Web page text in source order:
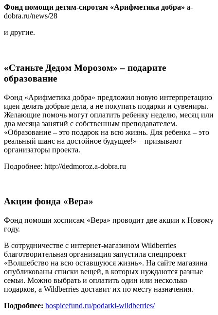
Фонд помощи детям-сиротам «Арифметика добра» a-
dobra.ru/news/28
и другие.
«Станьте Дедом Морозом» – подарите
образование
Фонд «Арифметика добра» предложил новую интерпретацию
идеи делать добрые дела, а не покупать подарки и сувениры.
Желающие помочь могут оплатить ребенку неделю, месяц или
два месяца занятий с собственным преподавателем.
«Образование – это подарок на всю жизнь. Для ребенка – это
реальный шанс на достойное будущее!» – призывают
организаторы проекта.
Подробнее: http://dedmoroz.a-dobra.ru
Акции фонда «Вера»
Фонд помощи хосписам «Вера» проводит две акции к Новому
году.
В сотрудничестве с интернет-магазином Wildberries
благотворительная организация запустила спецпроект
«Волшебство на всю оставшуюся жизнь». На сайте магазина
опубликованы списки вещей, в которых нуждаются разные
семьи. Можно выбрать и оплатить один или несколько
подарков, а Wildberries доставит их по месту назначения.
Подробнее: hospicefund.ru/podarki-wildberries/